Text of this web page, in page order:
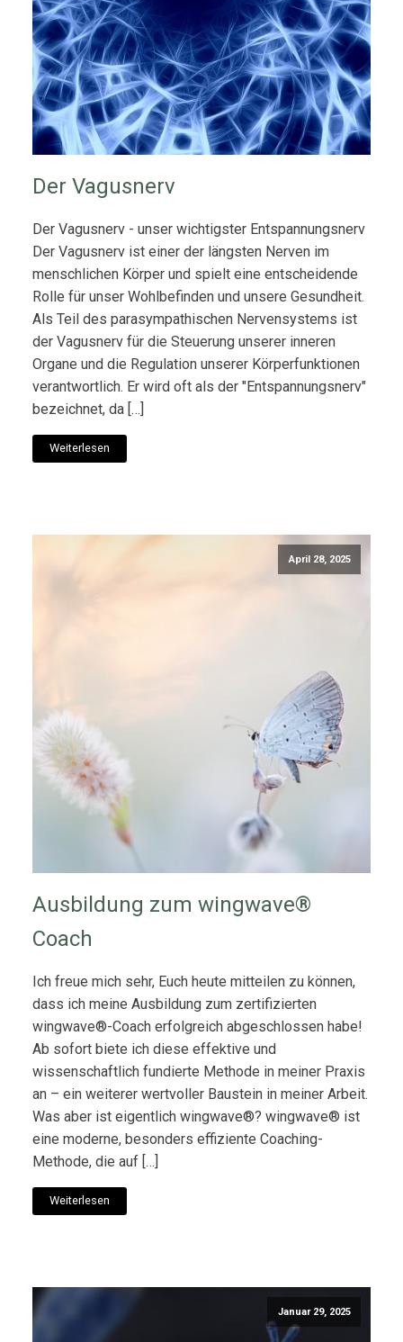
Der Vagusnerv
Der Vagusnerv - unser wichtigster Entspannungsnerv
Der Vagusnerv ist einer der längsten Nerven im
menschlichen Körper und spielt eine entscheidende
Rolle für unser Wohlbefinden und unsere Gesundheit.
Als Teil des parasympathischen Nervensystems ist
der Vagusnerv für die Steuerung unserer inneren
Organe und die Regulation unserer Körperfunktionen
verantwortlich. Er wird oft als der "Entspannungsnerv"
bezeichnet, da […]
Weiterlesen
April 28, 2025
Ausbildung zum wingwave®
Coach
Ich freue mich sehr, Euch heute mitteilen zu können,
dass ich meine Ausbildung zum zertifizierten
wingwave®-Coach erfolgreich abgeschlossen habe!
Ab sofort biete ich diese effektive und
wissenschaftlich fundierte Methode in meiner Praxis
an – ein weiterer wertvoller Baustein in meiner Arbeit.
Was aber ist eigentlich wingwave®? wingwave® ist
eine moderne, besonders effiziente Coaching-
Methode, die auf […]
Weiterlesen
Januar 29, 2025